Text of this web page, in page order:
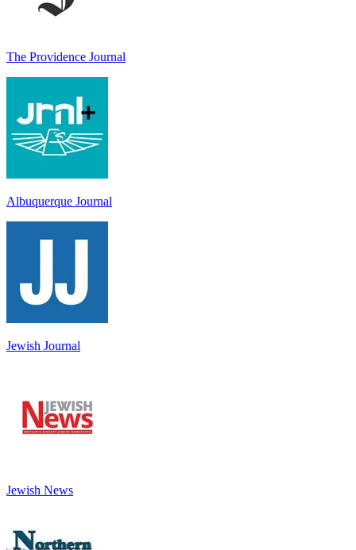
The Providence Journal
Albuquerque Journal
Jewish Journal
Jewish News